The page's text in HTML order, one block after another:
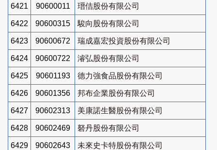
6421 90600011 瑨佶股份有限公司
6422 90600315 駿向股份有限公司
6423 90600672 瑞成嘉宏投資股份有限公司
6424 90600722 濬弘股份有限公司
6425 90601193 德力強食品股份有限公司
6426 90601356 邦布企業股份有限公司
6427 90602313 美康諾生醫股份有限公司
6428 90602469 砮丹股份有限公司
6429 90602643 未來史卡特股份有限公司